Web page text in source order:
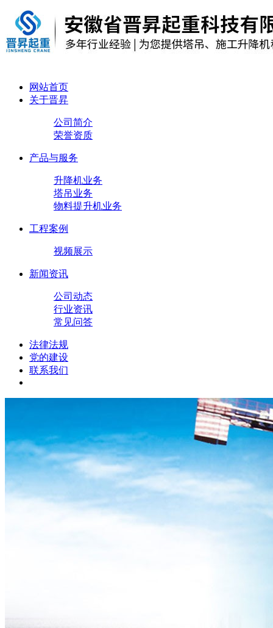
网站首页
关于晋昇
公司简介
荣誉资质
产品与服务
升降机业务
塔吊业务
物料提升机业务
工程案例
视频展示
新闻资讯
公司动态
行业资讯
常见问答
法律法规
党的建设
联系我们